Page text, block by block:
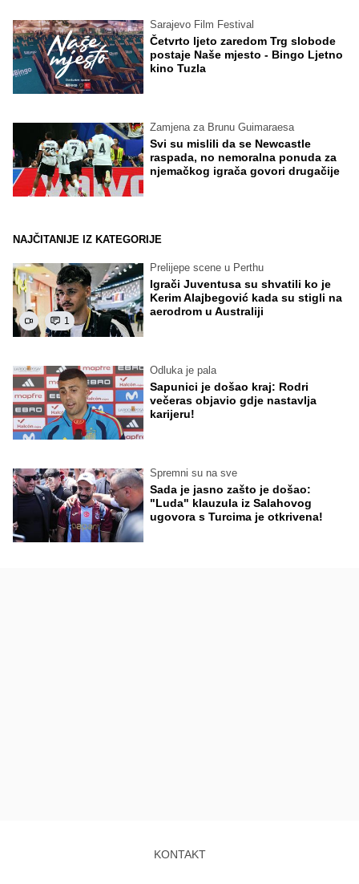
Sarajevo Film Festival
Četvrto ljeto zaredom Trg slobode
postaje Naše mjesto - Bingo Ljetno
kino Tuzla
Zamjena za Brunu Guimaraesa
Svi su mislili da se Newcastle
raspada, no nemoralna ponuda za
njemačkog igrača govori drugačije
NAJČITANIJE IZ KATEGORIJE
1
Prelijepe scene u Perthu
Igrači Juventusa su shvatili ko je
Kerim Alajbegović kada su stigli na
aerodrom u Australiji
Odluka je pala
Sapunici je došao kraj: Rodri
večeras objavio gdje nastavlja
karijeru!
Spremni su na sve
Sada je jasno zašto je došao:
"Luda" klauzula iz Salahovog
ugovora s Turcima je otkrivena!
KONTAKT